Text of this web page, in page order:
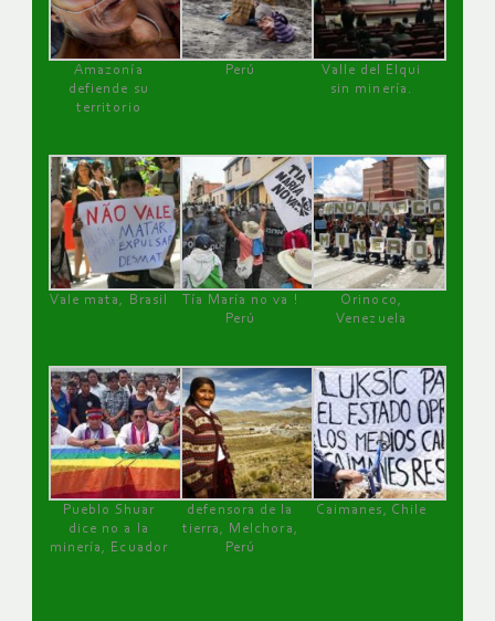
Amazonía
defiende su
territorio
Perú
Valle del Elqui
sin minería.
Vale mata, Brasil
Tía María no va !
Perú
Orinoco,
Venezuela
Pueblo Shuar
dice no a la
minería, Ecuador
defensora de la
tierra, Melchora,
Perú
Caimanes, Chile